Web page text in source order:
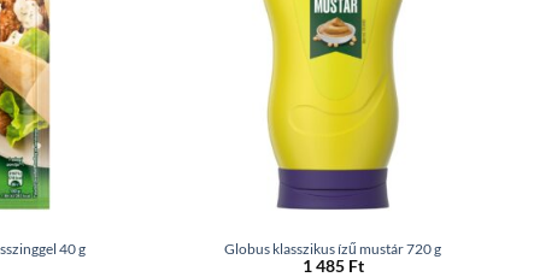
40 g Globus klasszikus ízű mustár 720 g
1 485 Ft